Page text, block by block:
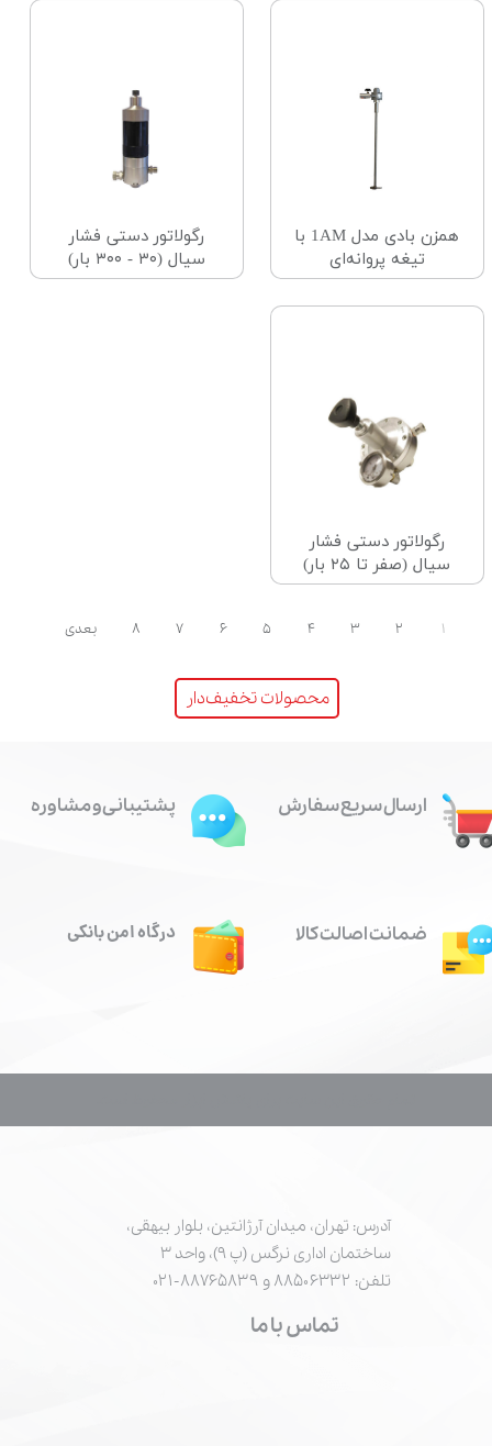
همزن بادی مدل 1AM با
تیغه پروانه‌ای
رگولاتور دستی فشار
سیال (۳۰ - ۳۰۰ بار)
رگولاتور دستی فشار
سیال (صفر تا ۲۵ بار)
۱ ۲ ۳ ۴ ۵ ۶ ۷ ۸ بعدی
محصولات تخفیف‌دار
ارسال سریع سفارش
درگاه امن بانکی
پشتیبانی و مشاوره
ضمانت اصالت کالا
آدرس: تهران، میدان آرژانتین، بلوار بیهقی،
ساختمان اداری نرگس (پ ۹)، واحد ۳
تلفن: ۸۸۵۰۶۳۳۲ و ۸۸۷۶۵۸۳۹-۰۲۱
تماس با ما